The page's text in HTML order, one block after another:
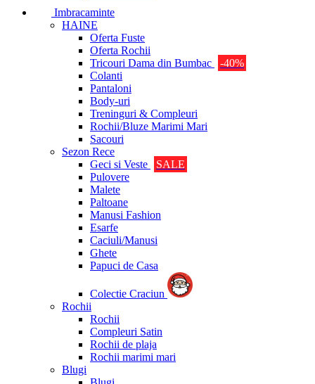
Imbracaminte
HAINE
Oferta Fuste
Oferta Rochii
Tricouri Dama din Bumbac
-40%
Colanti
Pantaloni
Body-uri
Treninguri & Compleuri
Rochii/Bluze Marimi Mari
Sacouri
Sezon Rece
Geci si Veste
SALE
Pulovere
Malete
Paltoane
Manusi Fashion
Esarfe
Caciuli/Manusi
Ghete
Papuci de Casa
Colectie Craciun
Rochii
Rochii
Compleuri Satin
Rochii de plaja
Rochii marimi mari
Blugi